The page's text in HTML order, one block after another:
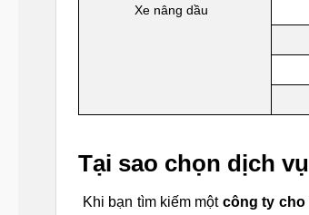
Xe nâng dầu
Tại sao chọn dịch
Khi bạn tìm kiếm một công ty cho